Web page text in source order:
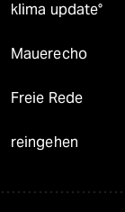
klima update°
Mauerecho
Freie Rede
reingehen